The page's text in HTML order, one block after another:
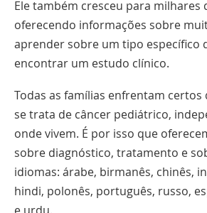
Ele também cresceu para milhares
oferecendo informações sobre
aprender sobre um tipo específico
encontrar um estudo clínico.
Todas as famílias enfrentam certos
se trata de câncer pediátrico,
onde vivem. É por isso que
sobre diagnóstico, tratamento e
idiomas: árabe, birmanês, chinês,
hindi, polonês, português, russo,